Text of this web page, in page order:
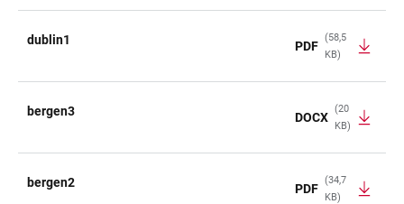
dublin1 PDF
(58,5
KB)
bergen3 DOCX
(20
KB)
bergen2 PDF
(34,7
KB)